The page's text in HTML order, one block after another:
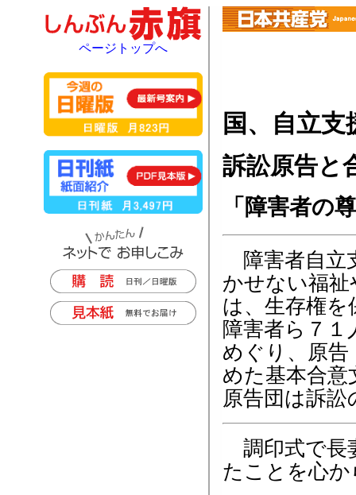
国、自立
訴訟原告と
「障害者の
障害者自立
かせない福
は、生存権
障害者ら７
めぐり、原告
めた基本合
原告団は訴
調印式で長
たことを心
ページトップへ